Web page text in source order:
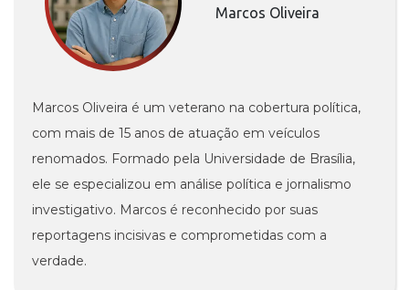
Marcos Oliveira
Marcos Oliveira é um veterano na cobertura política,
com mais de 15 anos de atuação em veículos
renomados. Formado pela Universidade de Brasília,
ele se especializou em análise política e jornalismo
investigativo. Marcos é reconhecido por suas
reportagens incisivas e comprometidas com a
verdade.